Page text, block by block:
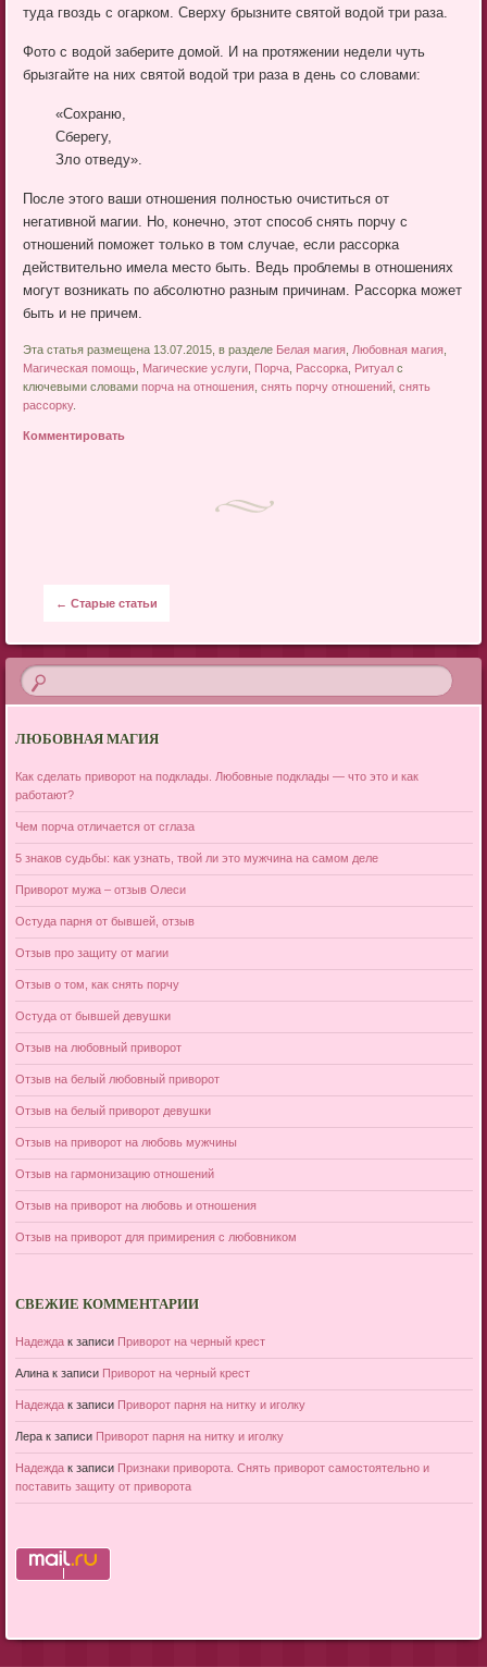
туда гвоздь с огарком. Сверху брызните святой водой три раза.
Фото с водой заберите домой. И на протяжении недели чуть
брызгайте на них святой водой три раза в день со словами:
«Сохраню,
Сберегу,
Зло отведу».
После этого ваши отношения полностью очиститься от
негативной магии. Но, конечно, этот способ снять порчу с
отношений поможет только в том случае, если рассорка
действительно имела место быть. Ведь проблемы в отношениях
могут возникать по абсолютно разным причинам. Рассорка может
быть и не причем.
Эта статья размещена 13.07.2015, в разделе Белая магия Любовная магия
Магическая помощь Магические услуги Порча Рассорка Ритуал с
ключевыми словамипорча на отношения ,снять порчу отношений ,снять
рассорку.
Комментировать
Post navigation
← Старые статьи
ЛЮБОВНАЯ МАГИЯ
Как сделать приворот на подклады. Любовные подклады — что это и как
работают?
Чем порча отличается от сглаза
5 знаков судьбы: как узнать, твой ли это мужчина на самом деле
Приворот мужа – отзыв Олеси
Остуда парня от бывшей, отзыв
Отзыв про защиту от магии
Отзыв о том, как снять порчу
Остуда от бывшей девушки
Отзыв на любовный приворот
Отзыв на белый любовный приворот
Отзыв на белый приворот девушки
Отзыв на приворот на любовь мужчины
Отзыв на гармонизацию отношений
Отзыв на приворот на любовь и отношения
Отзыв на приворот для примирения с любовником
СВЕЖИЕ КОММЕНТАРИИ
Надеждак записи Приворот на черный крест
Алинак записи Приворот на черный крест
Надеждак записи Приворот парня на нитку и иголку
Лерак записи Приворот парня на нитку и иголку
Надеждак записи Признаки приворота. Снять приворот самостоятельно и
поставить защиту от приворота